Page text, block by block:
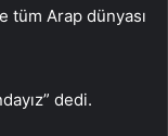
tüm Arap dünyası
dedi.